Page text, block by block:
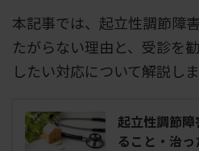
本記事では、起立性調節障
たがらない理由と、受診を
したい対応について解説しま
起立性調節
ること・治